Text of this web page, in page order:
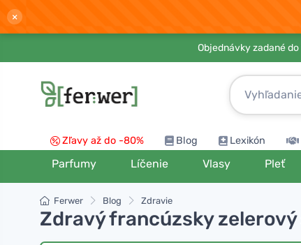
×
Objednávky zadané do
Zľavy až do -80% Blog Lexikón
Parfumy Líčenie Vlasy Pleť
Ferwer Blog Zdravie
Zdravý francúzsky